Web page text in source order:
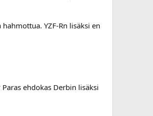
YZF-Rn lisäksi en
ehdokas Derbin lisäksi